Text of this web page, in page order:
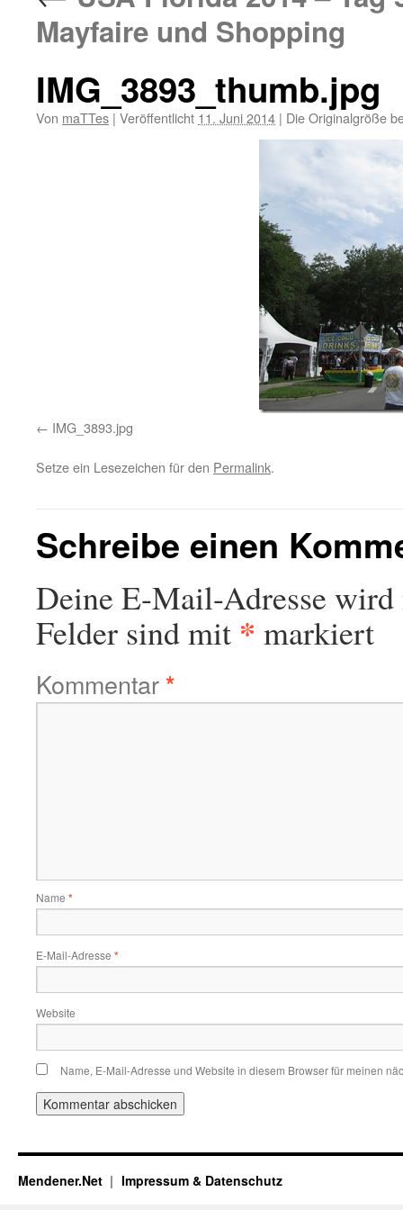
Mayfaire und Shopping
IMG_3893_thumb.jpg
Von maTTes | Veröffentlicht 11. Juni 2014 | Die Originalgröße
IMG_3893.jpg
Setze ein Lesezeichen für den Permalink.
Schreibe einen
Deine E-Mail-Adresse
Felder sind mit * markiert
Kommentar*
Name *
E-Mail-Adresse *
Website
Name, E-Mail-Adresse und Website in diesem Browser für meinen
Mendener.Net Impressum & Datenschutz